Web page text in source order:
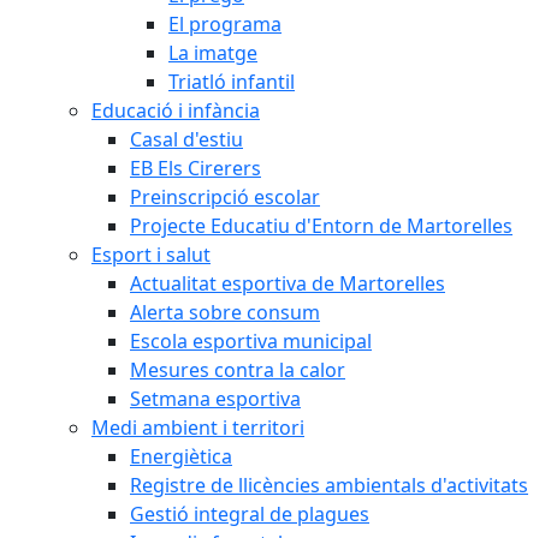
El programa
La imatge
Triatló infantil
Educació i infància
Casal d'estiu
EB Els Cirerers
Preinscripció escolar
Projecte Educatiu d'Entorn de Martorelles
Esport i salut
Actualitat esportiva de Martorelles
Alerta sobre consum
Escola esportiva municipal
Mesures contra la calor
Setmana esportiva
Medi ambient i territori
Energiètica
Registre de llicències ambientals d'activitats
Gestió integral de plagues